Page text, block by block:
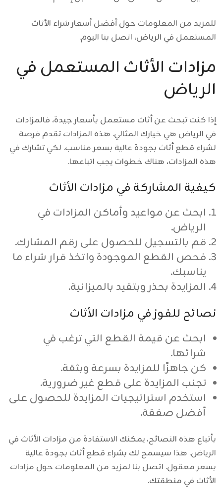
للمزيد من المعلومات حول أفضل أسعار شراء الأثاث
المستعمل في الرياض، اتصل بنا اليوم.
مزادات الأثاث المستعمل في
الرياض
إذا كنت تبحث عن أثاث مستعمل بأسعار جيدة، فالمزادات
في الرياض هي خيارك المثالي. هذه المزادات تقدم فرصة
لشراء قطع أثاث بجودة عالية بسعر مناسب. لكي تشارك في
هذه المزادات، هناك خطوات يجب اتباعها.
كيفية المشاركة في مزادات الأثاث
ابحث عن مواعيد وأماكن المزادات في
الرياض.
قم بالتسجيل للحصول على رقم المشارك.
فحص القطع الموجودة واتخذ قرار شراء ما
يناسبك.
المزايدة بحذر وبتقيد بالميزانية.
نصائح للفوز في مزادات الأثاث
ابحث عن قيمة القطع التي ترغب في
شرائها.
كن جاهزًا للمزايدة بسرعة وبثقة.
تجنب المزايدة على قطع غير ضرورية.
استخدم استراتيجيات المزايدة للحصول على
أفضل صفقة.
بأتباع هذه النصائح، يمكنك الاستفادة من مزادات الأثاث في
الرياض. هذا سيسمح لك بشراء قطع أثاث بجودة عالية
بسعر معقول. اتصل بنا لمزيد من المعلومات حول مزادات
الأثاث في منطقتك.